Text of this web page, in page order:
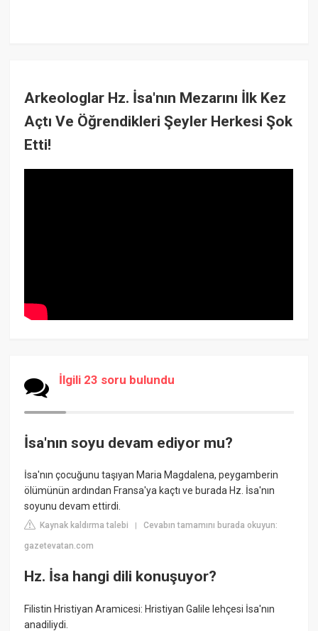
Arkeologlar Hz. İsa'nın Mezarını İlk Kez
Açtı Ve Öğrendikleri Şeyler Herkesi Şok
Etti!
İlgili 23 soru bulundu
İsa'nın soyu devam ediyor mu?
İsa'nın çocuğunu taşıyan Maria Magdalena, peygamberin
ölümünün ardından Fransa'ya kaçtı ve burada Hz. İsa'nın
soyunu devam ettirdi.
Kaynak kaldırma talebi |Cevabın tamamını burada okuyun:
gazetevatan.com
Hz. İsa hangi dili konuşuyor?
Filistin Hristiyan Aramicesi: Hristiyan Galile lehçesi İsa'nın
anadiliydi.